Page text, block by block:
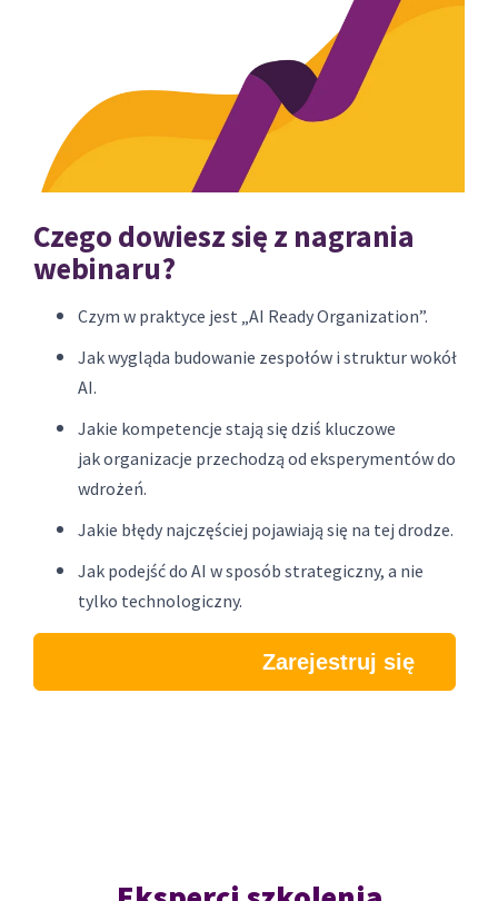
Czego dowiesz się z nagrania
webinaru?
Czym w praktyce jest „AI Ready Organization”.
Jak wygląda budowanie zespołów i struktur wokół
AI.
Jakie kompetencje stają się dziś kluczowe
jak organizacje przechodzą od eksperymentów do
wdrożeń.
Jakie błędy najczęściej pojawiają się na tej drodze.
Jak podejść do AI w sposób strategiczny, a nie
tylko technologiczny.
Zarejestruj się